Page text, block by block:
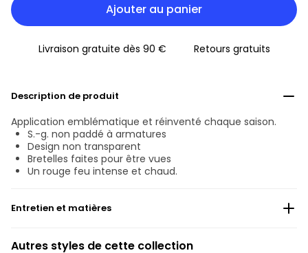
Ajouter au panier
Livraison gratuite dès 90 € Retours gratuits
Description de produit
Application emblématique et réinventé chaque saison.
S.-g. non paddé à armatures
Design non transparent
Bretelles faites pour être vues
Un rouge feu intense et chaud.
Entretien et matières
Autres styles de cette collection